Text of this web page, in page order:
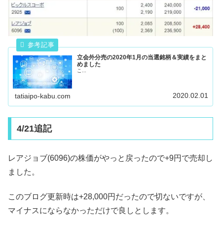
立会外分売の2020年1月の当選銘柄＆実績をまと
めました
こ...
tatiaipo-kabu.com 2020.02.01
4/21追記
レアジョブ(6096)の株価がやっと戻ったので+9円で売却し
ました。
このブログ更新時は+28,000円だったので切ないですが、
マイナスにならなかっただけで良しとします。